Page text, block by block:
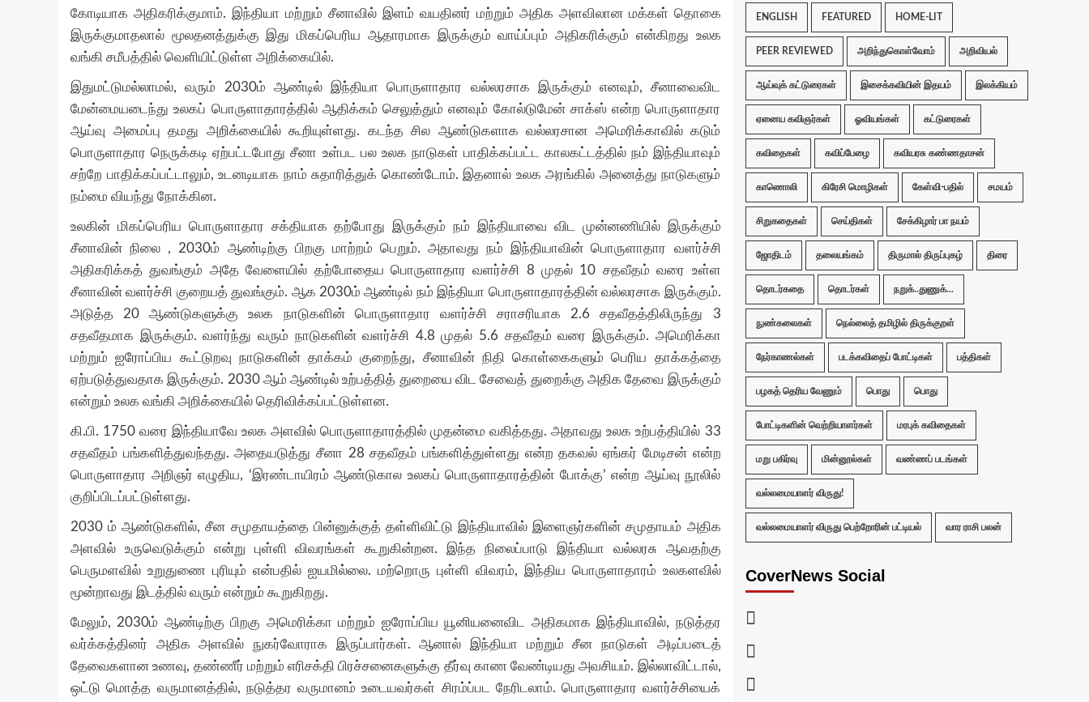
கோடியாக அதிகரிக்குமாம். இந்தியா மற்றும் சீனாவில் இளம் வயதினர் மற்றும் அதிக அளவிலான மக்கள் தொகை
இருக்குமாதலால் மூலதனத்துக்கு இது மிகப்பெரிய ஆதாரமாக இருக்கும் வாய்ப்பும் அதிகரிக்கும் என்கிறது உலக
வங்கி சமீபத்தில் வெளியிட்டுள்ள அறிக்கையில்.
இதுமட்டுமல்லாமல், வரும் 2030ம் ஆண்டில் இந்தியா பொருளாதார வல்லரசாக இருக்கும் எனவும், சீனாவைவிட
மேன்மையடைந்து உலகப் பொருளாதாரத்தில் ஆதிக்கம் செலுத்தும் எனவும் கோல்டுமேன் சாக்ஸ் என்ற பொருளாதார
ஆய்வு அமைப்பு தமது அறிக்கையில் கூறியுள்ளது. கடந்த சில ஆண்டுகளாக வல்லரசான அமெரிக்காவில் கடும்
பொருளாதார நெருக்கடி ஏற்பட்டபோது சீனா உள்பட பல உலக நாடுகள் பாதிக்கப்பட்ட காலகட்டத்தில் நம் இந்தியாவும்
சற்றே பாதிக்கப்பட்டாலும், உடனடியாக நாம் சுதாரித்துக் கொண்டோம். இதனால் உலக அரங்கில் அனைத்து நாடுகளும்
நம்மை வியந்து நோக்கின.
உலகின் மிகப்பெரிய பொருளாதார சக்தியாக தற்போது இருக்கும் நம் இந்தியாவை விட முன்னணியில் இருக்கும்
சீனாவின் நிலை , 2030ம் ஆண்டிற்கு பிறகு மாற்றம் பெறும். அதாவது நம் இந்தியாவின் பொருளாதார வளர்ச்சி
அதிகரிக்கத் துவங்கும் அதே வேளையில் தற்போதைய பொருளாதார வளர்ச்சி 8 முதல் 10 சதவீதம் வரை உள்ள
சீனாவின் வளர்ச்சி குறையத் துவங்கும். ஆக 2030ம் ஆண்டில் நம் இந்தியா பொருளாதாரத்தின் வல்லரசாக இருக்கும்.
அடுத்த 20 ஆண்டுகளுக்கு உலக நாடுகளின் பொருளாதார வளர்ச்சி சராசரியாக 2.6 சதவீதத்திலிருந்து 3
சதவீதமாக இருக்கும். வளர்ந்து வரும் நாடுகளின் வளர்ச்சி 4.8 முதல் 5.6 சதவீதம் வரை இருக்கும். அமெரிக்கா
மற்றும் ஐரோப்பிய கூட்டுறவு நாடுகளின் தாக்கம் குறைந்து, சீனாவின் நிதி கொள்கைகளும் பெரிய தாக்கத்தை
ஏற்படுத்துவதாக இருக்கும். 2030 ஆம் ஆண்டில் உற்பத்தித் துறையை விட சேவைத் துறைக்கு அதிக தேவை இருக்கும்
என்றும் உலக வங்கி அறிக்கையில் தெரிவிக்கப்பட்டுள்ளன.
கி.பி. 1750 வரை இந்தியாவே உலக அளவில் பொருளாதாரத்தில் முதன்மை வகித்தது. அதாவது உலக உற்பத்தியில் 33
சதவீதம் பங்களித்துவந்தது. அதையடுத்து சீனா 28 சதவீதம் பங்களித்துள்ளது என்ற தகவல் ஏங்கர் மேடிசன் என்ற
பொருளாதார அறிஞர் எழுதிய, ‘இரண்டாயிரம் ஆண்டுகால உலகப் பொருளாதாரத்தின் போக்கு’ என்ற ஆய்வு நூலில்
குறிப்பிடப்பட்டுள்ளது.
2030 ம் ஆண்டுகளில், சீன சமுதாயத்தை பின்னுக்குத் தள்ளிவிட்டு இந்தியாவில் இளைஞர்களின் சமுதாயம் அதிக
அளவில் உருவெடுக்கும் என்று புள்ளி விவரங்கள் கூறுகின்றன. இந்த நிலைப்பாடு இந்தியா வல்லரசு ஆவதற்கு
பெருமளவில் உறுதுணை புரியும் என்பதில் ஐயமில்லை. மற்றொரு புள்ளி விவரம், இந்திய பொருளாதாரம் உலகளவில்
மூன்றாவது இடத்தில் வரும் என்றும் கூறுகிறது.
மேலும், 2030ம் ஆண்டிற்கு பிறகு அமெரிக்கா மற்றும் ஐரோப்பிய யூனியனைவிட அதிகமாக இந்தியாவில், நடுத்தர
வர்க்கத்தினர் அதிக அளவில் நுகர்வோராக இருப்பார்கள். ஆனால் இந்தியா மற்றும் சீன நாடுகள் அடிப்படைத்
தேவைகளான உணவு, தண்ணீர் மற்றும் எரிசக்தி பிரச்சனைகளுக்கு தீர்வு காண வேண்டியது அவசியம். இல்லாவிட்டால்,
ஒட்டு மொத்த வருமானத்தில், நடுத்தர வருமானம் உடையவர்கள் சிரம்ப்பட நேரிடலாம். பொருளாதார வளர்ச்சியைக்
ENGLISH FEATURED HOME-LIT
PEER REVIEWED அறிந்துகொள்வோம் அறிவியல்
ஆய்வுக் கட்டுரைகள் இசைக்கவியின் இதயம் இலக்கியம்
ஏனைய கவிஞர்கள் ஓவியங்கள் கட்டுரைகள்
கவிதைகள் கவிப்பேழை கவியரசு கண்ணதாசன்
காணொலி கிரேசி மொழிகள் கேள்வி-பதில் சமயம்
சிறுகதைகள் செய்திகள் சேக்கிழார் பா நயம்
ஜோதிடம் தலையங்கம் திருமால் திருப்புகழ் திரை
தொடர்கதை தொடர்கள் நறுக்..துணுக்...
நுண்கலைகள் நெல்லைத் தமிழில் திருக்குறள்
நேர்காணல்கள் படக்கவிதைப் போட்டிகள் பத்திகள்
பழகத் தெரிய வேணும் பொது பொது
போட்டிகளின் வெற்றியாளர்கள் மரபுக் கவிதைகள்
மறு பகிர்வு மின்னூல்கள் வண்ணப் படங்கள்
வல்லமையாளர் விருது!
வல்லமையாளர் விருது பெற்றோரின் பட்டியல் வார ராசி பலன்
CoverNews Social